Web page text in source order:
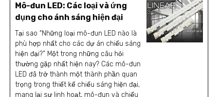
Mô-đun LED: Các loại và ứng
dụng cho ánh sáng hiện đại
Tại sao “Những loại mô-đun LED nào là
phù hợp nhất cho các dự án chiếu sáng
hiện đại?” Một trong những câu hỏi
thường gặp nhất hiện nay? Các mô-đun
LED đã trở thành một thành phần quan
trọng trong thiết kế chiếu sáng hiện đại,
mang lại sự linh hoạt, mô-đun và chiếu